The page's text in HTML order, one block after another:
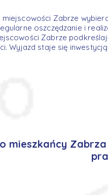
miejscowości Zabrze
oszczędzanie i
Zabrze
Wyjazd staje się
mieszkańcy